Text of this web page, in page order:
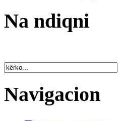
Na ndiqni
Navigacion